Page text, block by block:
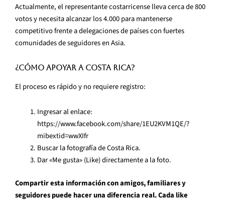
Actualmente, el representante costarricense lleva cerca de 800
votos y necesita alcanzar los 4.000 para mantenerse
competitivo frente a delegaciones de países con fuertes
comunidades de seguidores en Asia.
¿Cómo apoyar a Costa Rica?
El proceso es rápido y no requiere registro:
Ingresar al enlace:
https://www.facebook.com/share/1EU2KVM1QE/?
mibextid=wwXIfr
Buscar la fotografía de Costa Rica.
Dar «Me gusta» (Like) directamente a la foto.
Compartir esta información con amigos, familiares y
seguidores puede hacer una diferencia real. Cada like